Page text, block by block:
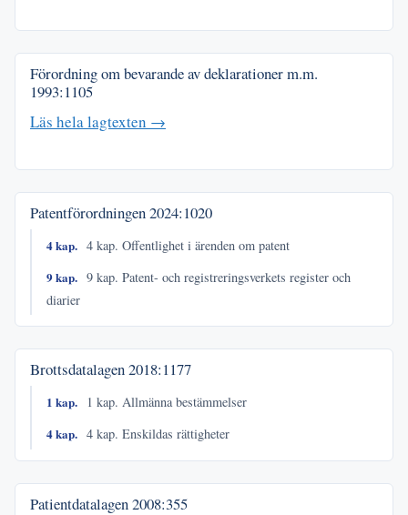
Förordning om bevarande av deklarationer m.m.
1993:1105
Läs hela lagtexten →
Patentförordningen2024:1020
4 kap. 4 kap. Offentlighet i ärenden om patent
9 kap. 9 kap. Patent- och registreringsverkets register och
diarier
Brottsdatalagen2018:1177
1 kap.
1 kap. Allmänna bestämmelser
4 kap. 4 kap. Enskildas rättigheter
Patientdatalagen2008:355